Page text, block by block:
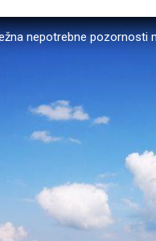
nepotrebne pozornosti